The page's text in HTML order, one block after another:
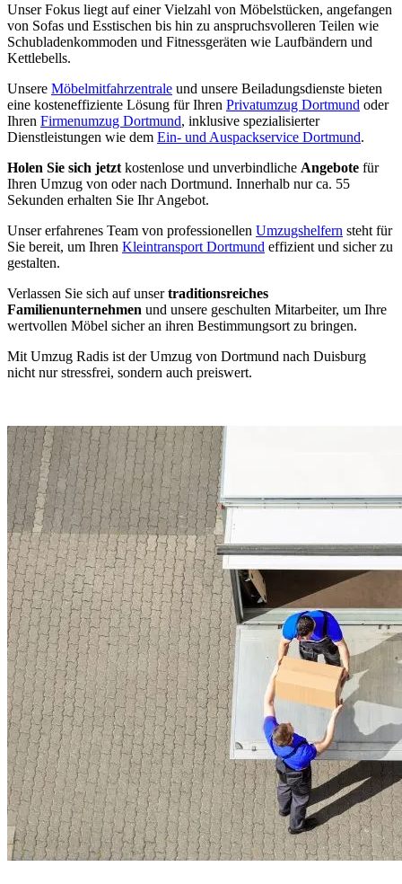
Unser Fokus liegt auf einer Vielzahl von Möbelstücken, angefangen
von Sofas und Esstischen bis hin zu anspruchsvolleren Teilen wie
Schubladenkommoden und Fitnessgeräten wie Laufbändern und
Kettlebells.
Unsere Möbelmitfahrzentrale und unsere Beiladungsdienste bieten
eine kosteneffiziente Lösung für Ihren Privatumzug Dortmund oder
Ihren Firmenumzug Dortmund, inklusive spezialisierter
Dienstleistungen wie dem Ein- und Auspackservice Dortmund.
Holen Sie sich jetzt kostenlose und unverbindliche Angebote für
Ihren Umzug von oder nach Dortmund. Innerhalb nur ca. 55
Sekunden erhalten Sie Ihr Angebot.
Unser erfahrenes Team von professionellen Umzugshelfern steht für
Sie bereit, um Ihren Kleintransport Dortmund effizient und sicher zu
gestalten.
Verlassen Sie sich auf unsertraditionsreiches
Familienunternehmen und unsere geschulten Mitarbeiter, um Ihre
wertvollen Möbel sicher an ihren Bestimmungsort zu bringen.
Mit Umzug Radis ist der Umzug von Dortmund nach Duisburg
nicht nur stressfrei, sondern auch preiswert.